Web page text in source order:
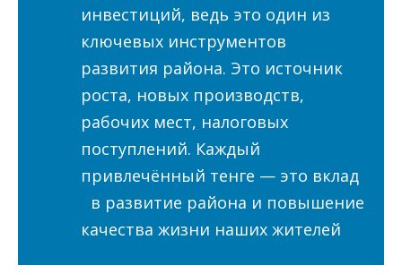
инвестиций, ведь это один из
ключевых инструментов
развития района. Это источник
роста, новых производств,
рабочих мест, налоговых
поступлений. Каждый
привлечённый тенге — это вклад
в развитие района и повышение
качества жизни наших жителей